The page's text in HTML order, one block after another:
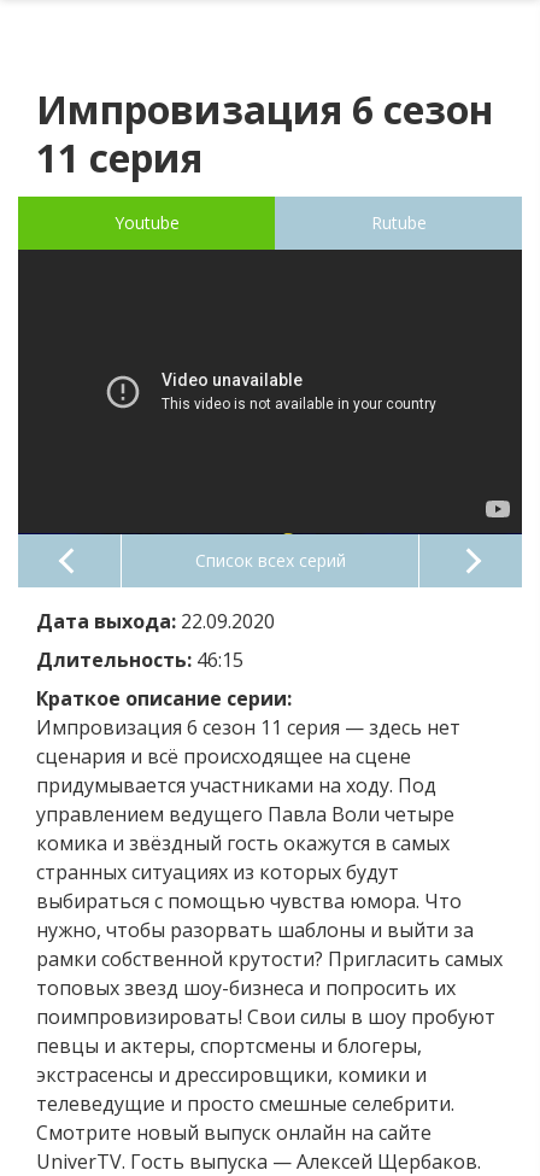
Импровизация 6 сезон
11 серия
Youtube Rutube
Список всех серий
Дата выхода: 22.09.2020
Длительность: 46:15
Краткое описание серии:
Импровизация 6 сезон 11 серия — здесь нет
сценария и всё происходящее на сцене
придумывается участниками на ходу. Под
управлением ведущего Павла Воли четыре
комика и звёздный гость окажутся в самых
странных ситуациях из которых будут
выбираться с помощью чувства юмора. Что
нужно, чтобы разорвать шаблоны и выйти за
рамки собственной крутости? Пригласить самых
топовых звезд шоу-бизнеса и попросить их
поимпровизировать! Свои силы в шоу пробуют
певцы и актеры, спортсмены и блогеры,
экстрасенсы и дрессировщики, комики и
телеведущие и просто смешные селебрити.
Смотрите новый выпуск онлайн на сайте
UniverTV. Гость выпуска — Алексей Щербаков.